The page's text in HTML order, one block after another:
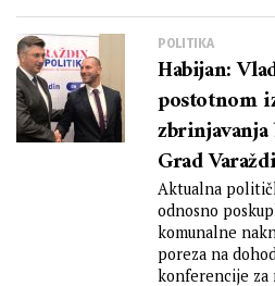
POLITIKA
Habijan:
postotnom
zbrinjavanja
Grad
zaduživati,
drugi
proračun
Aktualna
odnosno
komunalne
poreza na
konferencije za